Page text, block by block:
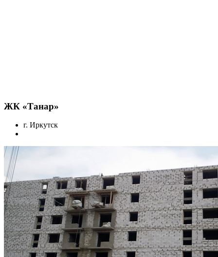
ЖК «Танар»
г. Иркутск